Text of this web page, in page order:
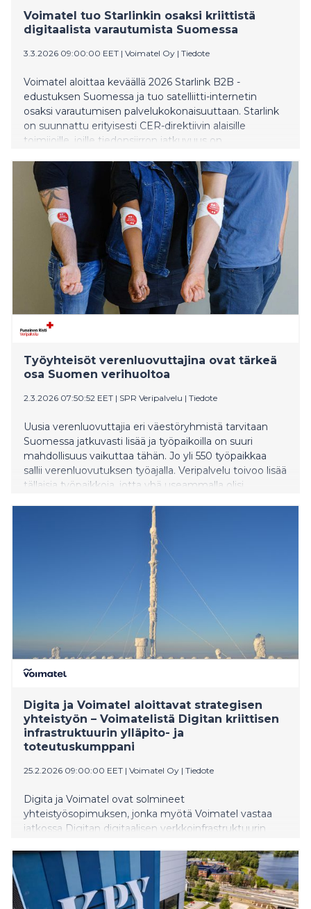
Voimatel tuo Starlinkin osaksi kriittistä
digitaalista varautumista Suomessa
3.3.2026 09:00:00 EET | Voimatel Oy | Tiedote
Voimatel aloittaa keväällä 2026 Starlink B2B -
edustuksen Suomessa ja tuo satelliitti-internetin
osaksi varautumisen palvelukokonaisuuttaan. Starlink
on suunnattu erityisesti CER-direktiivin alaisille
toimijoille, joille tiedonsiirron jatkuvuus on
Työyhteisöt verenluovuttajina ovat tärkeä
osa Suomen verihuoltoa
2.3.2026 07:50:52 EET | SPR Veripalvelu | Tiedote
Uusia verenluovuttajia eri väestöryhmistä tarvitaan
Suomessa jatkuvasti lisää ja työpaikoilla on suuri
mahdollisuus vaikuttaa tähän. Jo yli 550 työpaikkaa
sallii verenluovutuksen työajalla. Veripalvelu toivoo lisää
tällaisia työpaikkoja, jotta yhä useammalla olisi
Digita ja Voimatel aloittavat strategisen
yhteistyön – Voimatelistä Digitan kriittisen
infrastruktuurin ylläpito- ja
toteutuskumppani
25.2.2026 09:00:00 EET | Voimatel Oy | Tiedote
Digita ja Voimatel ovat solmineet
yhteistyösopimuksen, jonka myötä Voimatel vastaa
jatkossa Digitan digitaalisen verkkoinfrastruktuurin
organisaatio on jatkossa osa Voimateliä.